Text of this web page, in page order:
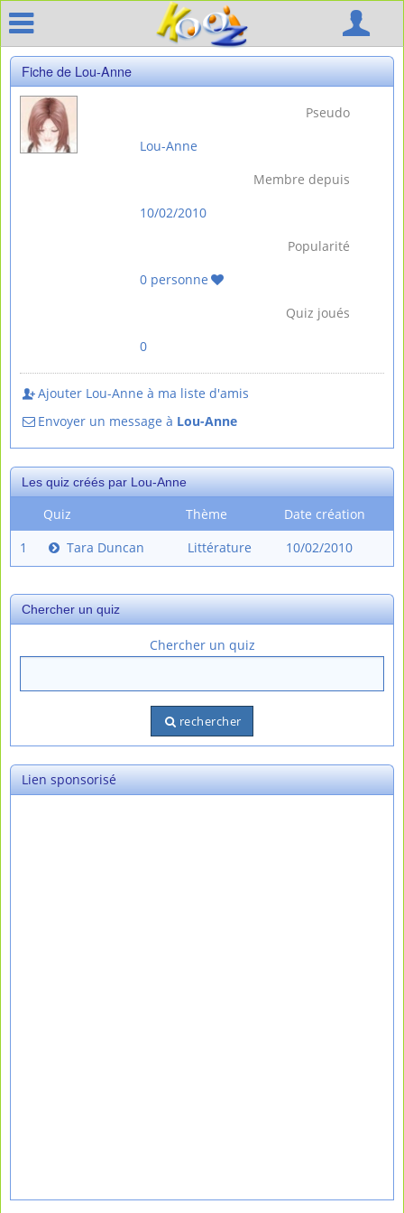
Fiche de Lou-Anne
Pseudo
Lou-Anne
Membre depuis
10/02/2010
Popularité
0 personne
Quiz joués
0
Ajouter Lou-Anne à ma liste d'amis
Envoyer un message à Lou-Anne
Les quiz créés par Lou-Anne
Quiz Thème
Date création
1
Tara Duncan Littérature 10/02/2010
Chercher un quiz
Chercher un quiz
rechercher
Lien sponsorisé